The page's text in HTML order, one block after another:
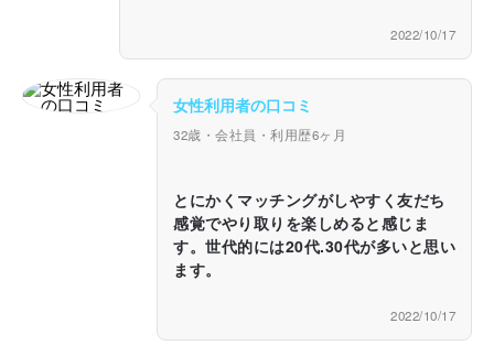
2022/10/17
女性利用者の口コミ
32歳・会社員・利用歴6ヶ月
とにかくマッチングがしやすく友だち
感覚でやり取りを楽しめると感じま
す。世代的には20代.30代が多いと思い
ます。
2022/10/17